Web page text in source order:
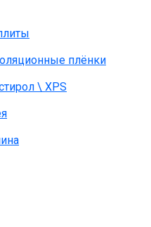
плёнки
\ XPS